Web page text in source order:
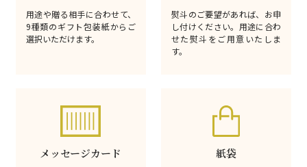
用途や贈る相手に合わせて、
9種類のギフト包装紙からご
選択いただけます。
熨斗のご要望があれば、お申
し付けください。用途に合わ
せた熨斗をご用意いたしま
す。
メッセージカード 紙袋